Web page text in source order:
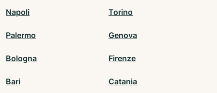
Napoli Torino
Palermo Genova
Bologna Firenze
Bari Catania